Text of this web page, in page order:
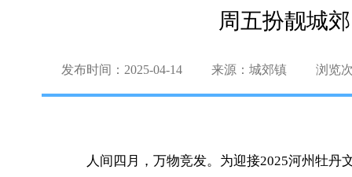
周五扮靓城
发布时间：2025-04-14 来源：城郊镇 浏览
人间四月，万物竞发。为迎接2025河州牡